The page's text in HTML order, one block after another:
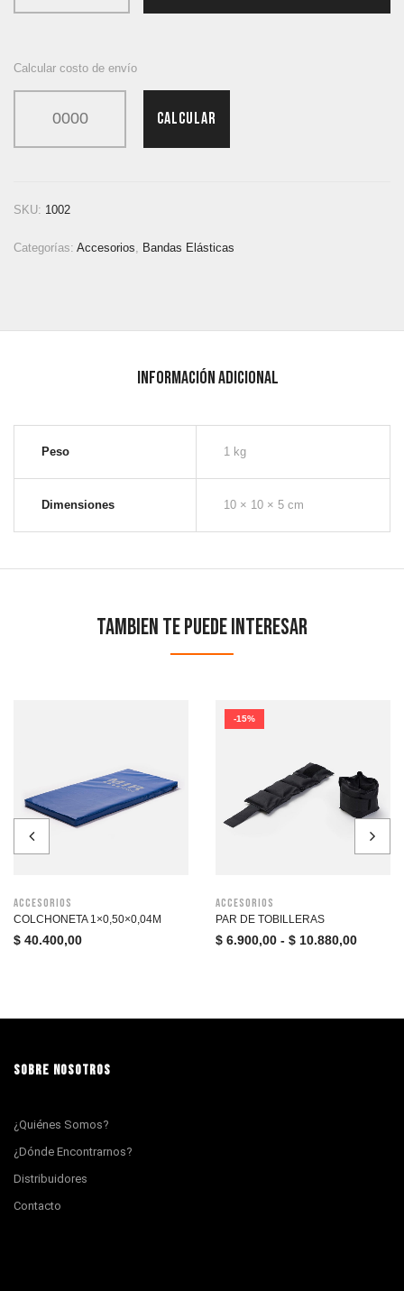
Calcular costo de envío
CALCULAR
SKU: 1002
Categorías: Accesorios Bandas Elásticas
Información adicional
Peso 1 kg
Dimensiones 10 × 10 × 5 cm
Tambien te puede interesar
Accesorios
COLCHONETA 1×0,50×0,04M
$ 40.400,00
-15%
Accesorios
PAR DE TOBILLERAS
$ 6.900,00 - $ 10.880,00
SOBRE NOSOTROS
¿Quiénes Somos?
¿Dónde Encontrarnos?
Distribuidores
Contacto